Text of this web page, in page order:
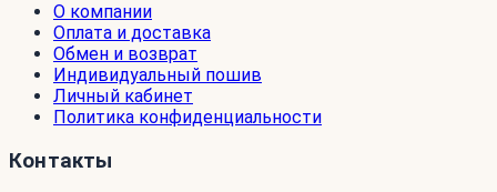
О компании
Оплата и доставка
Обмен и возврат
Индивидуальный пошив
Личный кабинет
Политика конфиденциальности
Контакты